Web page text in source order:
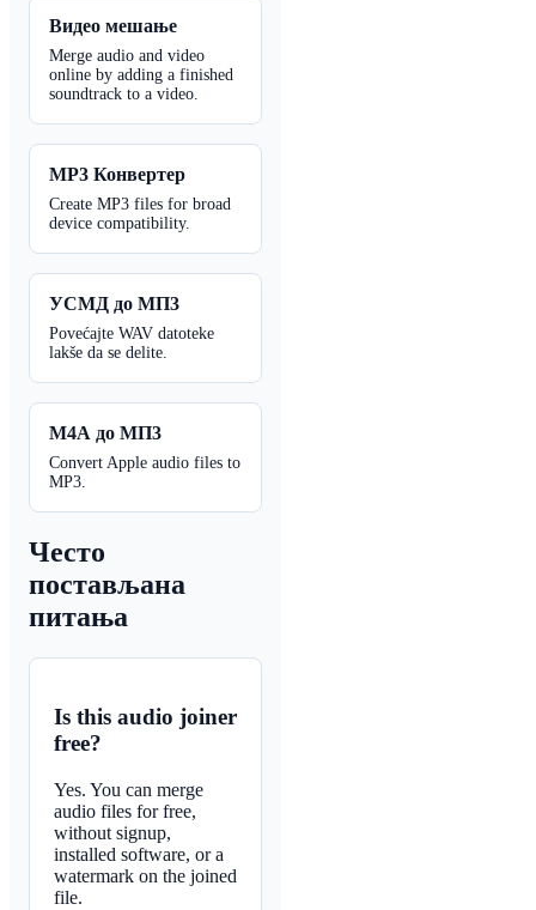
Видео мешање
Merge audio and video
online by adding a finished
soundtrack to a video.
MP3 Конвертер
Create MP3 files for broad
device compatibility.
УСМД до МП3
Povećajte WAV datoteke
lakše da se delite.
М4А до МП3
Convert Apple audio files to
MP3.
Често
постављана
питања
Is this audio joiner
free?
Yes. You can merge
audio files for free,
without signup,
installed software, or a
watermark on the joined
file.